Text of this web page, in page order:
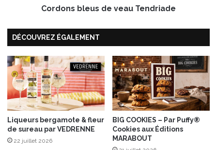
a
s
i
o
s
v
e
u
T
e
n
d
r
Cordons bleus de veau Tendriade
DÉCOUVREZ ÉGALEMENT
Liqueurs bergamote & fleur
de sureau par VEDRENNE
22 juillet 2026
BIG COOKIES – Par Puffy®
Cookies aux Éditions
MARABOUT